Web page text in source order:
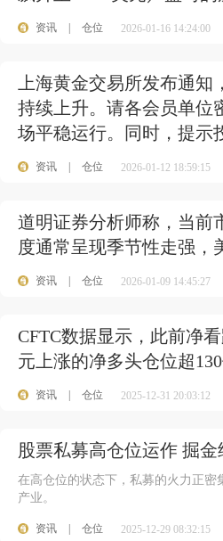
资讯 仓位 2026-01-16 14:24:00
上海黄金交易所发布通
持续上升。请各会员单位
场平稳运行。同时，提示
资讯 仓位 2026-01-12 18:59:15
道明证券分析师称，当前
度通常呈现季节性走强，
资讯 仓位 2026-01-09 14:45:27
CFTC数据显示，此前净
元上涨的净多头仓位超130
资讯 仓位 2025-12-31 20:03:12
股票私募高仓位运作 掘金
在高仓位的状态下，私募的火力正
产业。
资讯 仓位 2025-12-29 08:32:15